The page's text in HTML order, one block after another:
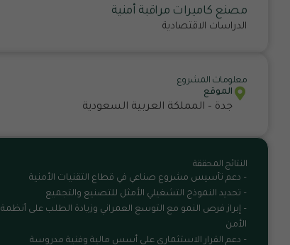
مصنع كاميرات مراقبة أمنية
الدراسات الاقتصادية
معلومات المشروع
الموقع
جدة – المملكة العربية السعودية
النتائج المحققة
– دعم تأسيس مشروع صناعي في قطاع التقنيات الأمنية
– تحديد النموذج التشغيلي الأمثل للتصنيع والتجميع
– إبراز فرص النمو مع التوسع العمراني وزيادة الطلب على أنظمة
الأمن
– دعم القرار الاستثماري على أسس مالية وفنية مدروسة